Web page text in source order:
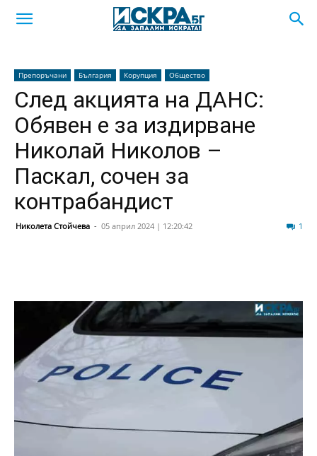
Препоръчани България Корупция Общество
След акцията на ДАНС:
Обявен е за издирване
Николай Николов –
Паскал, сочен за
контрабандист
Николета Стойчева - 05 април 2024 | 12:20:42 1